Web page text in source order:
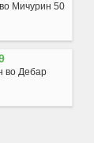
Мичурин 50
во Дебар